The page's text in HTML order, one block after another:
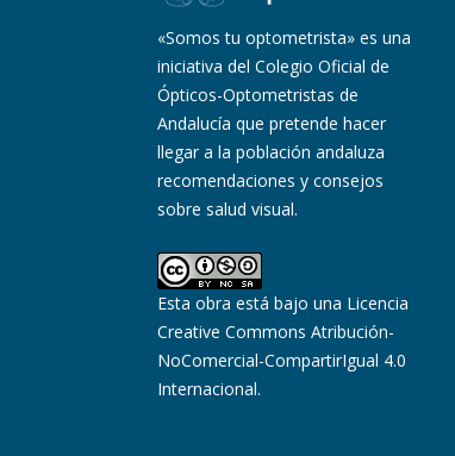
«Somos tu optometrista» es una
iniciativa del Colegio Oficial de
Ópticos-Optometristas de
Andalucía que pretende hacer
llegar a la población andaluza
recomendaciones y consejos
sobre salud visual.
Esta obra está bajo una Licencia
Creative Commons Atribución-
NoComercial-CompartirIgual 4.0
Internacional.